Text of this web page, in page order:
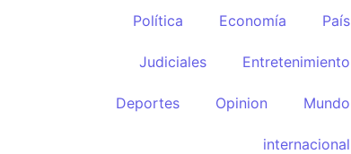
Política Economía País
Judiciales Entretenimiento
Deportes Opinion Mundo
internacional